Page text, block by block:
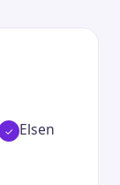
Elsen